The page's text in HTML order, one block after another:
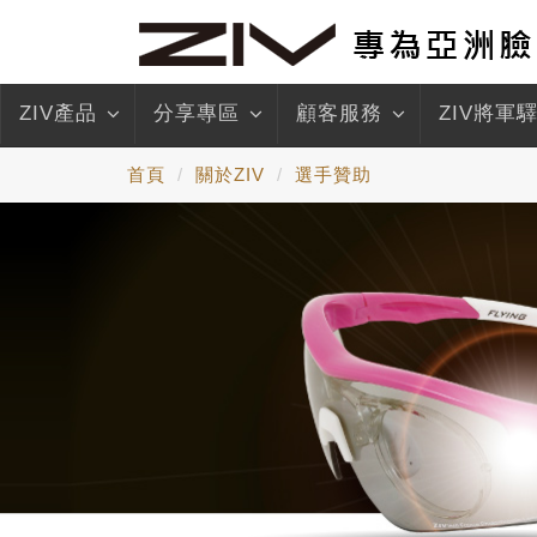
ZIV產品 分享專區 顧客服務 ZIV將軍
首頁 關於ZIV 選手贊助